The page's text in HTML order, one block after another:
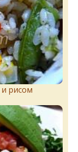
рисом